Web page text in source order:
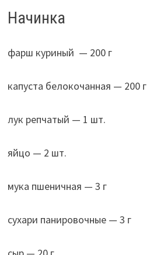
Начинка
фарш куриный — 200 г
капуста белокочанная — 200 г
лук репчатый — 1 шт.
яйцо — 2 шт.
мука пшеничная — 3 г
сухари панировочные — 3 г